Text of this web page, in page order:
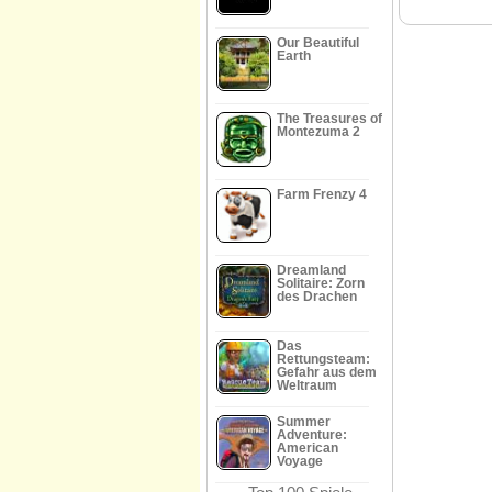
Our Beautiful
Earth
The Treasures of
Montezuma 2
Farm Frenzy 4
Dreamland
Solitaire: Zorn
des Drachen
Das
Rettungsteam:
Gefahr aus dem
Weltraum
Summer
Adventure:
American
Voyage